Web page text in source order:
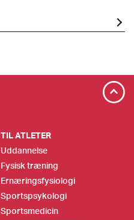
TIL ATLETER
Uddannelse
Fysisk træning
Ernæringsfysiologi
Sportspsykologi
Sportsmedicin